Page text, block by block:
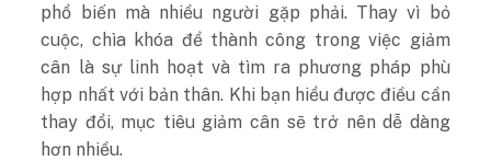
phổ biến mà nhiều người gặp phải. Thay vì bỏ
cuộc, chìa khóa để thành công trong việc giảm
cân là sự linh hoạt và tìm ra phương pháp phù
hợp nhất với bản thân. Khi bạn hiểu được điều cần
thay đổi, mục tiêu giảm cân sẽ trở nên dễ dàng
hơn nhiều.